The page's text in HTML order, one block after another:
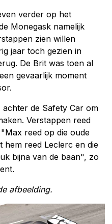
verder op het
Monegask namelijk
zien willen
jaar toch gezien in
De Brit was toen al
gevaarlijk moment
de Safety Car om
Verstappen reed
reed op die oude
hem reed Leclerc en die
bijna van de baan", zo
afbeelding.